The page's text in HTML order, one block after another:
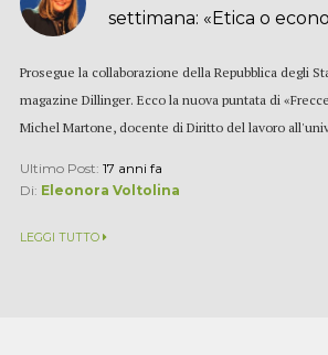
settimana: «Etica o
Prosegue la collaborazione della Repubblica degli
magazine Dillinger. Ecco la nuova puntata di
Michel Martone, docente di Diritto del lavoro
Ultimo Post: 17 anni fa
Di: Eleonora Voltolina
LEGGI TUTTO